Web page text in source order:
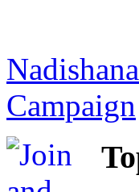
Campaign